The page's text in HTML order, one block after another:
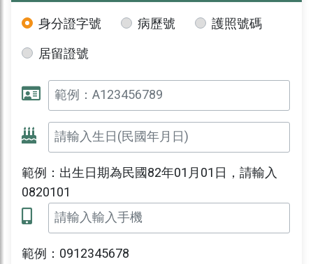
身分證字號 病歷號
護照號碼
居留證號
範例：出生日期為民國82年01月01日，請輸入
0820101
範例：0912345678